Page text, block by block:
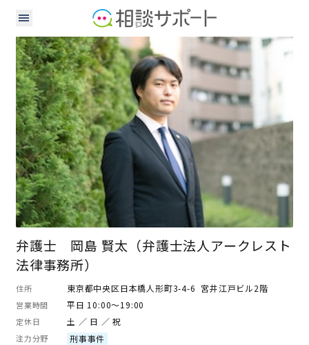
弁護士 岡島 賢太（弁護士法人アークレスト
法律事務所）
住所 東京都中央区日本橋人形町3-4-6 宮井江戸ビル2階
営業時間 平日 10:00～19:00
定休日 土 ／ 日 ／ 祝
注力分野 刑事事件